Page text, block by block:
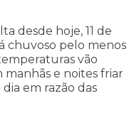
desde hoje, 11 de
chuvoso pelo menos
vão
manhãs e noites friar
em razão das